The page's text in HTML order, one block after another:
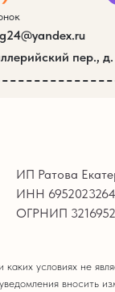
условиях не
вносить
пер.,
ИП Ратова
ИНН
ОГРНИП